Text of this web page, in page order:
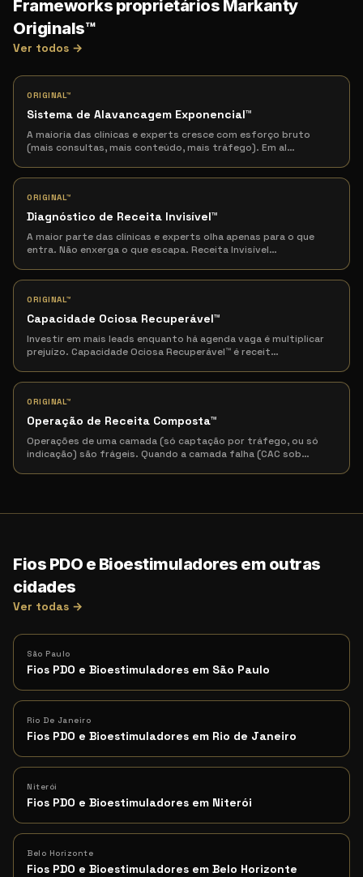
Frameworks proprietários Markanty
Originals™
Ver todos →
ORIGINAL™
Sistema de Alavancagem Exponencial™
A maioria das clínicas e experts cresce com esforço bruto
(mais consultas, mais conteúdo, mais tráfego). Em al…
ORIGINAL™
Diagnóstico de Receita Invisível™
A maior parte das clínicas e experts olha apenas para o que
entra. Não enxerga o que escapa. Receita Invisível…
ORIGINAL™
Capacidade Ociosa Recuperável™
Investir em mais leads enquanto há agenda vaga é multiplicar
prejuízo. Capacidade Ociosa Recuperável™ é receit…
ORIGINAL™
Operação de Receita Composta™
Operações de uma camada (só captação por tráfego, ou só
indicação) são frágeis. Quando a camada falha (CAC sob…
Fios PDO e Bioestimuladores em outras
cidades
Ver todas →
São Paulo
Fios PDO e Bioestimuladores em São Paulo
Rio De Janeiro
Fios PDO e Bioestimuladores em Rio de Janeiro
Niterói
Fios PDO e Bioestimuladores em Niterói
Belo Horizonte
Fios PDO e Bioestimuladores em Belo Horizonte